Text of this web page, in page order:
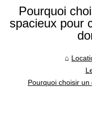
Pourquoi
spacieux pour
Pourquoi choisir un